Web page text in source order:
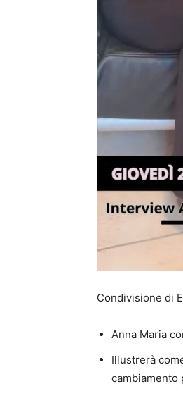
Condivisione di
Anna Maria
Illustrerà
cambiamento